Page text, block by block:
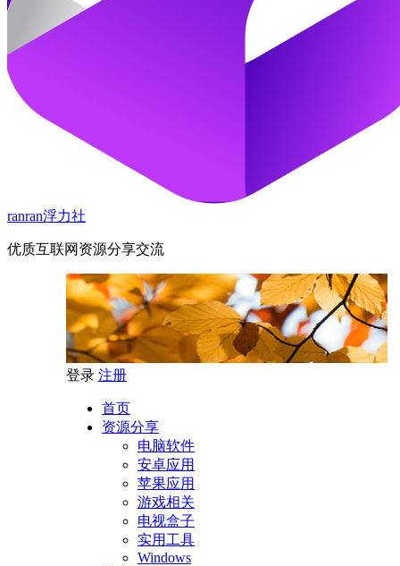
ranran浮力社
优质互联网资源分享交流
登录 注册
首页
资源分享
电脑软件
安卓应用
苹果应用
游戏相关
电视盒子
实用工具
Windows